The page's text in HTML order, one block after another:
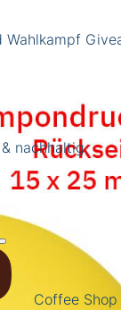
Wahlkampf
nachhaltig
Coffee